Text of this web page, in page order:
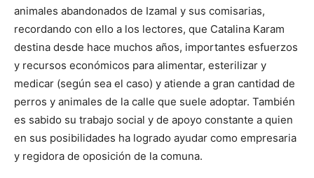
animales abandonados de Izamal y sus comisarias,
recordando con ello a los lectores, que Catalina Karam
destina desde hace muchos años, importantes esfuerzos
y recursos económicos para alimentar, esterilizar y
medicar (según sea el caso) y atiende a gran cantidad de
perros y animales de la calle que suele adoptar. También
es sabido su trabajo social y de apoyo constante a quien
en sus posibilidades ha logrado ayudar como empresaria
y regidora de oposición de la comuna.